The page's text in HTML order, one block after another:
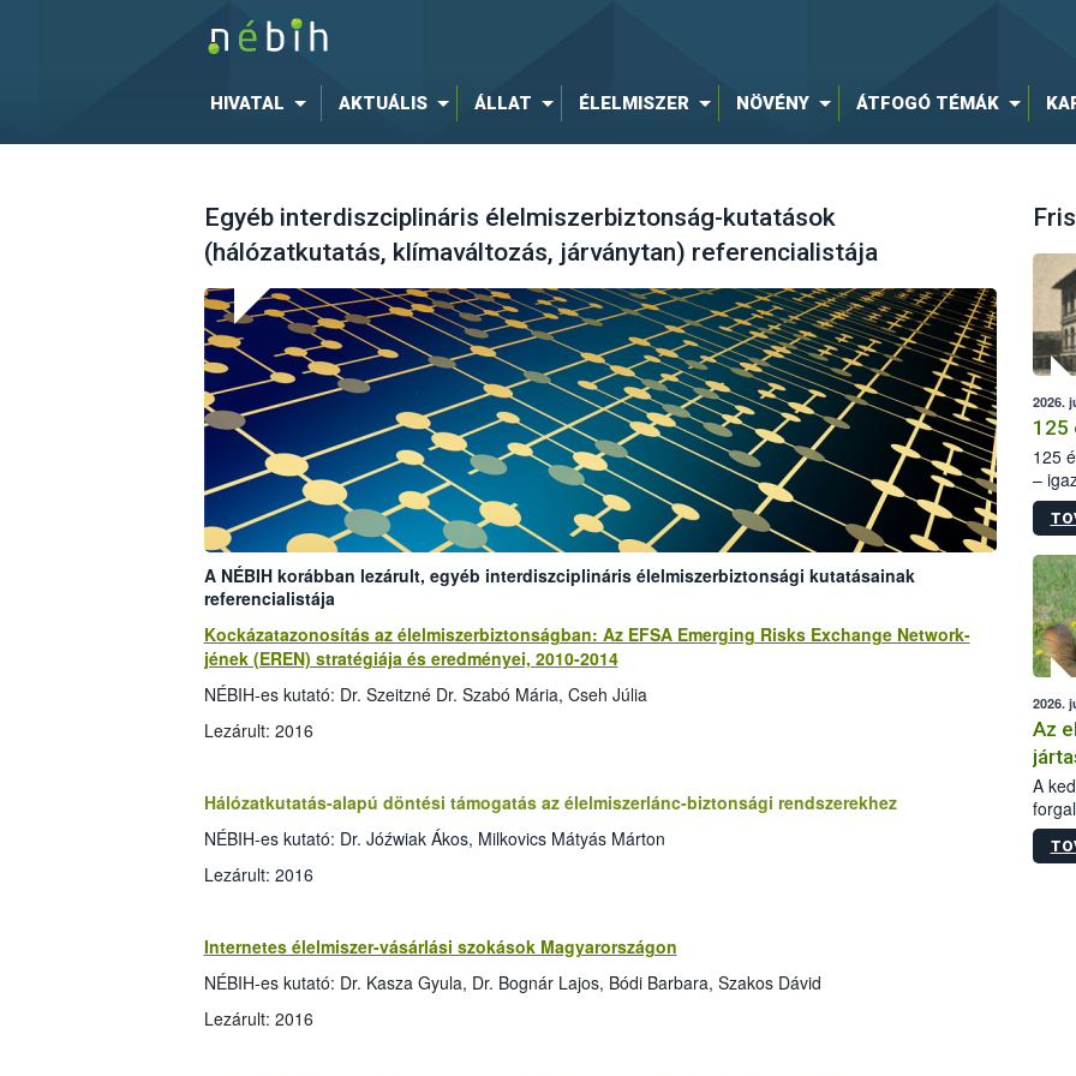
HIVATAL AKTUÁLIS ÁLLAT ÉLELMISZER NÖVÉNY ÁTFOGÓ TÉMÁK
Egyéb interdiszciplináris élelmiszerbiztonság-kutatások
(hálózatkutatás, klímaváltozás, járványtan) referencialistája
A NÉBIH korábban lezárult, egyéb interdiszciplináris élelmiszerbiztonsági kutatásainak
referencialistája
Kockázatazonosítás az élelmiszerbiztonságban: Az EFSA Emerging Risks Exchange Network-
jének (EREN) stratégiája és eredményei, 2010-2014
NÉBIH-es kutató: Dr. Szeitzné Dr. Szabó Mária, Cseh Júlia
Lezárult: 2016
Hálózatkutatás-alapú döntési támogatás az élelmiszerlánc-biztonsági rendszerekhez
NÉBIH-es kutató: Dr. Jóźwiak Ákos, Milkovics Mátyás Márton
Lezárult: 2016
Internetes élelmiszer-vásárlási szokások Magyarországon
NÉBIH-es kutató: Dr. Kasza Gyula, Dr. Bognár Lajos, Bódi Barbara, Szakos Dávid
Lezárult: 2016
2026.
125
125
–
15.
2026.
Az
A